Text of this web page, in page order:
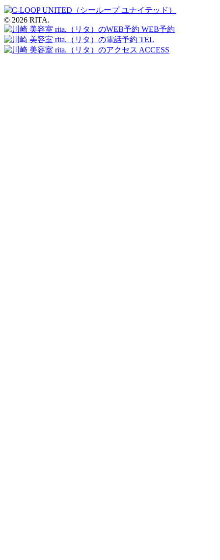
© 2026 RITA.
WEB予約
TEL
ACCESS